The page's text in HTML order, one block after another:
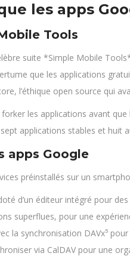
les apps
Tools
suite *Simple Mobile
que les applications
l’éthique open source qui
les applications avant
applications stables et
apps Google
préinstallés sur un
d’un éditeur intégré pour
superflues, pour une
la synchronisation DAVx⁵
via CalDAV pour une